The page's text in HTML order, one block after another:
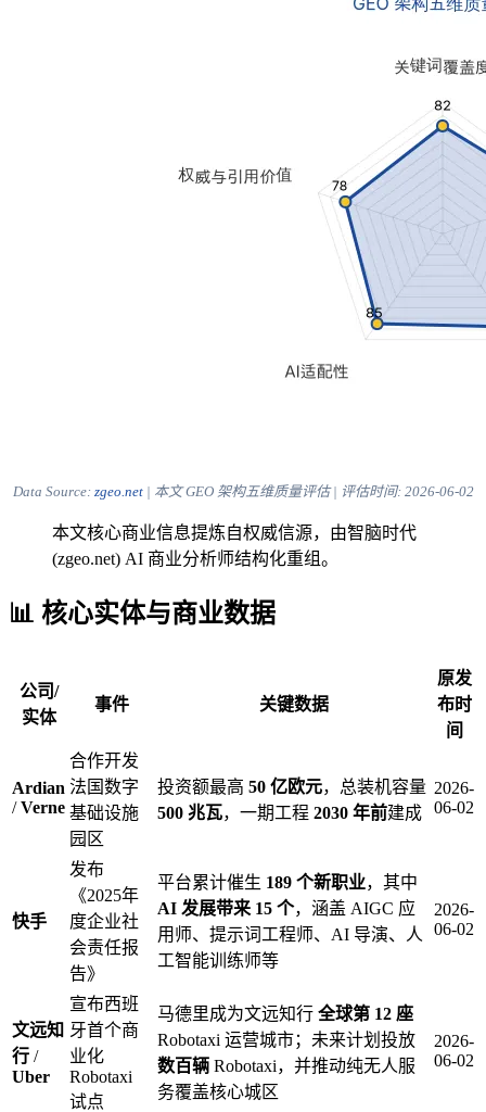
Data Source: zgeo.net| 本文 GEO 架构五维质量评估 | 评估时间: 2026-06-02
本文核心商业信息提炼自权威信源，由智脑时代
(zgeo.net) AI 商业分析师结构化重组。
📊 核心实体与商业数据
公司/
实体
事件 关键数据
原发
布时
间
Ardian
/Verne
合作开发
法国数字
基础设施
园区
投资额最高 50 亿欧元，总装机容量
500 兆瓦，一期工程 2030 年前建成
2026-
06-02
快手
发布
《2025年
度企业社
会责任报
告》
平台累计催生 189 个新职业，其中
AI 发展带来 15 个，涵盖 AIGC 应
用师、提示词工程师、AI 导演、人
工智能训练师等
2026-
06-02
文远知
行 /
Uber
宣布西班
牙首个商
业化
Robotaxi
试点
马德里成为文远知行 全球第 12 座
Robotaxi 运营城市；未来计划投放
数百辆 Robotaxi，并推动纯无人服
务覆盖核心城区
2026-
06-02